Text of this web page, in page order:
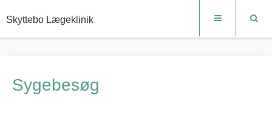
Skyttebo Lægeklinik
Sygebesøg